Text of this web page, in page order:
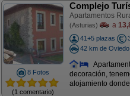
8 Fotos
(1 comentario)
Complejo
Apartamentos
(Asturias) a
41+5 plazas
42 km de Oviedo
decoración,
alojamiento